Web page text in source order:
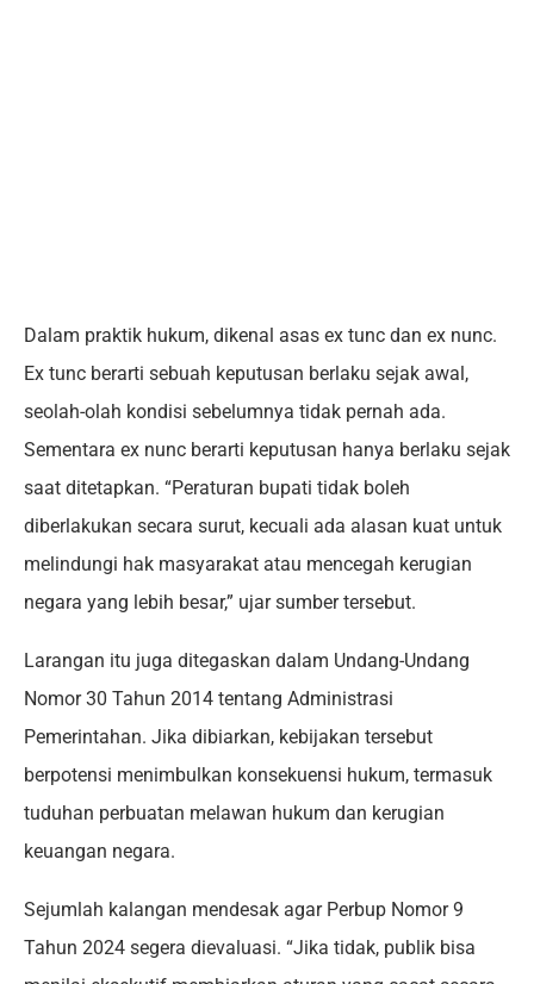
Dalam praktik hukum, dikenal asas ex tunc dan ex nunc.
Ex tunc berarti sebuah keputusan berlaku sejak awal,
seolah-olah kondisi sebelumnya tidak pernah ada.
Sementara ex nunc berarti keputusan hanya berlaku sejak
saat ditetapkan. “Peraturan bupati tidak boleh
diberlakukan secara surut, kecuali ada alasan kuat untuk
melindungi hak masyarakat atau mencegah kerugian
negara yang lebih besar,” ujar sumber tersebut.
Larangan itu juga ditegaskan dalam Undang-Undang
Nomor 30 Tahun 2014 tentang Administrasi
Pemerintahan. Jika dibiarkan, kebijakan tersebut
berpotensi menimbulkan konsekuensi hukum, termasuk
tuduhan perbuatan melawan hukum dan kerugian
keuangan negara.
Sejumlah kalangan mendesak agar Perbup Nomor 9
Tahun 2024 segera dievaluasi. “Jika tidak, publik bisa